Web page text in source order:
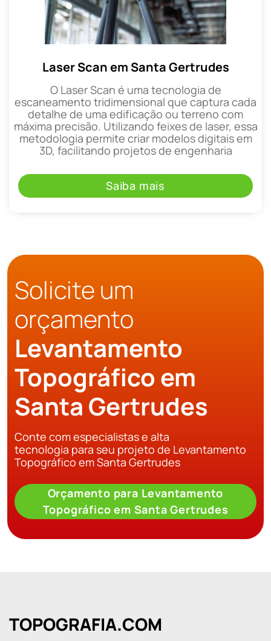
Laser Scan em Santa Gertrudes
O Laser Scan é uma tecnologia de
escaneamento tridimensional que captura cada
detalhe de uma edificação ou terreno com
máxima precisão. Utilizando feixes de laser, essa
metodologia permite criar modelos digitais em
3D, facilitando projetos de engenharia
Saiba mais
Solicite um
orçamento
Levantamento
Topográfico em
Santa Gertrudes
Conte com especialistas e alta
tecnologia para seu projeto de Levantamento
Topográfico em Santa Gertrudes
Orçamento para Levantamento
Topográfico em Santa Gertrudes
TOPOGRAFIA.COM